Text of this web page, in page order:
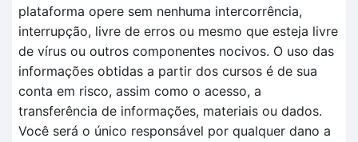
plataforma opere sem nenhuma intercorrência,
interrupção, livre de erros ou mesmo que esteja livre
de vírus ou outros componentes nocivos. O uso das
informações obtidas a partir dos cursos é de sua
conta em risco, assim como o acesso, a
transferência de informações, materiais ou dados.
Você será o único responsável por qualquer dano a